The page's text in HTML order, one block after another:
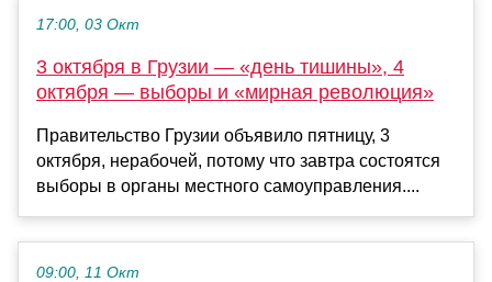
17:00, 03 Окт
3 октября в Грузии — «день тишины», 4
октября — выборы и «мирная революция»
Правительство Грузии объявило пятницу, 3
октября, нерабочей, потому что завтра состоятся
выборы в органы местного самоуправления....
09:00, 11 Окт